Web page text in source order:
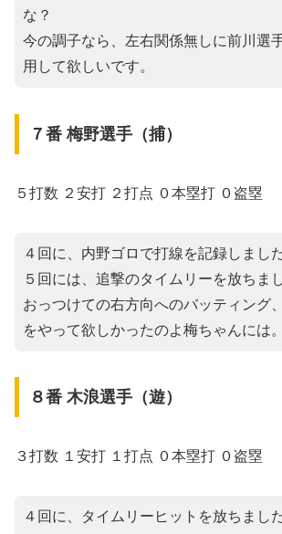
な？
今の調子なら、左右関係無しに前川選
用して欲しいです。
７番 梅野選手（捕）
５打数 ２安打 ２打点 ０本塁打 ０盗塁
４回に、内野ゴロで打線を記録しました
５回には、追撃のタイムリーを放ちまし
おっつけての右方向へのバッティング
をやって欲しかったのよ梅ちゃんには。
８番 木浪選手（遊）
３打数 １安打 １打点 ０本塁打 ０盗塁
４回に、タイムリーヒットを放ちまし